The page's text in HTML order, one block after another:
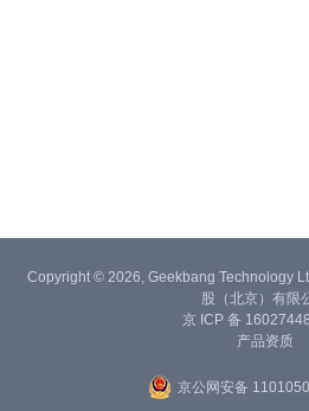
Copyright © 2026, Geekbang Technology
股（北京）有限
京 ICP 备
产品资质
京公网安备